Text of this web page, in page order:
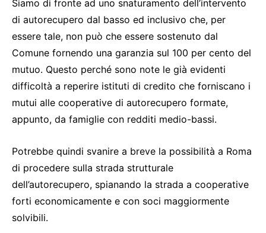
Siamo di fronte ad uno snaturamento dell’intervento
di autorecupero dal basso ed inclusivo che, per
essere tale, non può che essere sostenuto dal
Comune fornendo una garanzia sul 100 per cento del
mutuo. Questo perché sono note le già evidenti
difficoltà a reperire istituti di credito che forniscano i
mutui alle cooperative di autorecupero formate,
appunto, da famiglie con redditi medio-bassi.
Potrebbe quindi svanire a breve la possibilità a Roma
di procedere sulla strada strutturale
dell’autorecupero, spianando la strada a cooperative
forti economicamente e con soci maggiormente
solvibili.